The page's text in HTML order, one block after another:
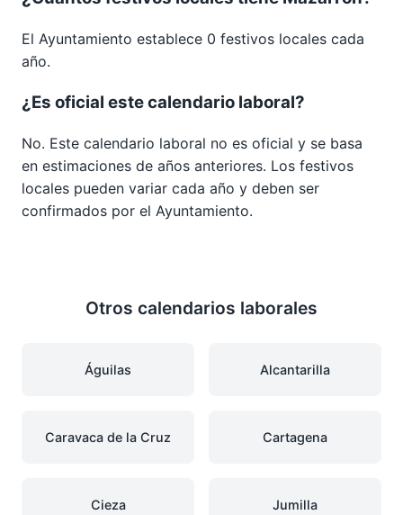
El Ayuntamiento establece 0 festivos locales cada
año.
¿Es oficial este calendario laboral?
No. Este calendario laboral no es oficial y se basa
en estimaciones de años anteriores. Los festivos
locales pueden variar cada año y deben ser
confirmados por el Ayuntamiento.
Otros calendarios laborales
Águilas Alcantarilla
Caravaca de la Cruz Cartagena
Cieza Jumilla